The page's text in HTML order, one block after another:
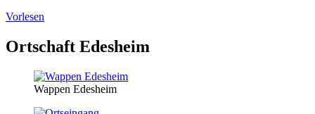
Vorlesen
Ortschaft Edesheim
Wappen Edesheim